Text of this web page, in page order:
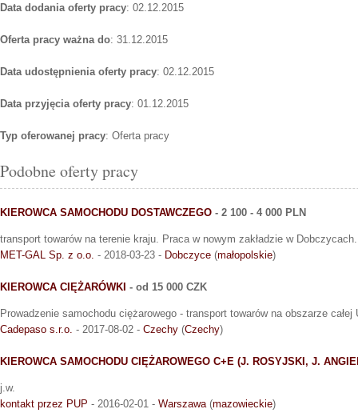
Data dodania oferty pracy: 02.12.2015
Oferta pracy ważna do: 31.12.2015
Data udostępnienia oferty pracy: 02.12.2015
Data przyjęcia oferty pracy: 01.12.2015
Typ oferowanej pracy: Oferta pracy
Podobne oferty pracy
KIEROWCA SAMOCHODU DOSTAWCZEGO - 2 100 - 4 000 PLN
transport towarów na terenie kraju. Praca w nowym zakładzie w Dobczycach.
MET-GAL Sp. z o.o. - 2018-03-23 - Dobczyce (małopolskie)
KIEROWCA CIĘŻARÓWKI - od 15 000 CZK
Prowadzenie samochodu ciężarowego - transport towarów na obszarze całej
Cadepaso s.r.o. - 2017-08-02 - Czechy (Czechy)
KIEROWCA SAMOCHODU CIĘŻAROWEGO C+E (J. ROSYJSKI, J.
j.w.
kontakt przez PUP - 2016-02-01 - Warszawa (mazowieckie)